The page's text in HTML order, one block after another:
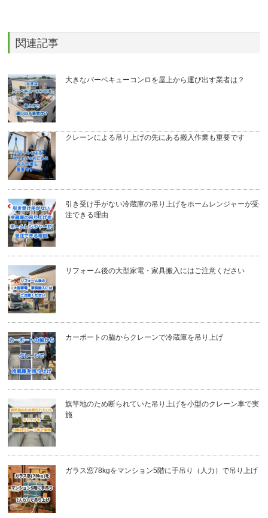
関連記事
大きなバーベキューコンロを屋上から運び出す業者は？
クレーンによる吊り上げの先にある搬入作業も重要です
引き受け手がない冷蔵庫の吊り上げをホームレンジャーが受
注できる理由
リフォーム後の大型家電・家具搬入にはご注意ください
カーポートの脇からクレーンで冷蔵庫を吊り上げ
旗竿地のため断られていた吊り上げを小型のクレーン車で実
施
ガラス窓78kgをマンション5階に手吊り（人力）で吊り上げ